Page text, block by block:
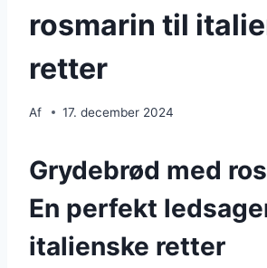
rosmarin til
retter
Af 17. december 2024
Grydebrød med
En perfekt
italienske retter